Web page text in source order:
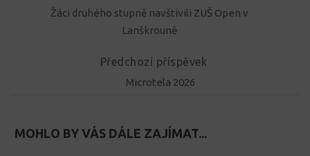
Žáci druhého stupně navštívili ZUŠ Open v
Lanškrouně
Předchozí příspěvek
Microtela 2026
MOHLO BY VÁS DÁLE ZAJÍMAT...